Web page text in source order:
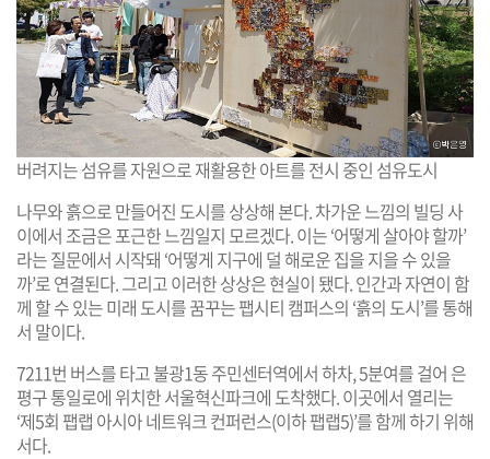
버려지는 섬유를 자원으로 재활용한 아트를 전시 중인 섬유도시
나무와 흙으로 만들어진 도시를 상상해 본다. 차가운 느낌의 빌딩 사
이에서 조금은 포근한 느낌일지 모르겠다. 이는 ‘어떻게 살아야 할까’
라는 질문에서 시작돼 ‘어떻게 지구에 덜 해로운 집을 지을 수 있을
까’로 연결된다. 그리고 이러한 상상은 현실이 됐다. 인간과 자연이 함
께 할 수 있는 미래 도시를 꿈꾸는 팹시티 캠퍼스의 ‘흙의 도시’를 통해
서 말이다.
7211번 버스를 타고 불광1동 주민센터역에서 하차, 5분여를 걸어 은
평구 통일로에 위치한 서울혁신파크에 도착했다. 이곳에서 열리는
‘제5회 팹랩 아시아 네트워크 컨퍼런스(이하 팹랩5)’를 함께 하기 위해
서다.